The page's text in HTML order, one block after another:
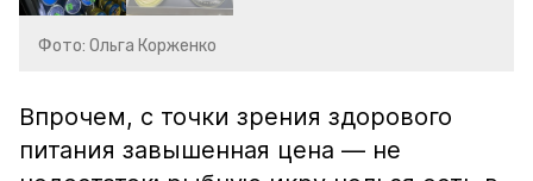
Фото: Ольга Корженко
Впрочем, с точки зрения здорового
питания завышенная цена — не